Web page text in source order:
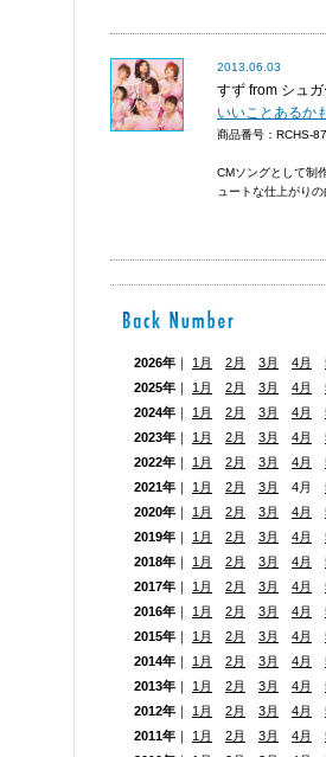
2013.06.03
すず from シュ
いいことあるか
商品番号：RCHS-
CMソングとして制
ュートな仕上がり
2026年 ｜ 1月 2月 3月 4月
2025年 ｜ 1月 2月 3月 4月
2024年 ｜ 1月 2月 3月 4月
2023年 ｜ 1月 2月 3月 4月
2022年 ｜ 1月 2月 3月 4月
2021年 ｜ 1月 2月 3月 4月
2020年 ｜ 1月 2月 3月 4月
2019年 ｜ 1月 2月 3月 4月
2018年 ｜ 1月 2月 3月 4月
2017年 ｜ 1月 2月 3月 4月
2016年 ｜ 1月 2月 3月 4月
2015年 ｜ 1月 2月 3月 4月
2014年 ｜ 1月 2月 3月 4月
2013年 ｜ 1月 2月 3月 4月
2012年 ｜ 1月 2月 3月 4月
2011年 ｜ 1月 2月 3月 4月